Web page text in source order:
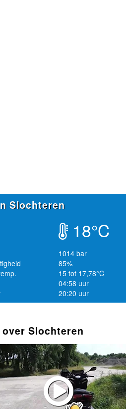
Slochteren
18°C
1014 bar
85%
15 tot 17,78°C
04:58 uur
20:20 uur
Slochteren